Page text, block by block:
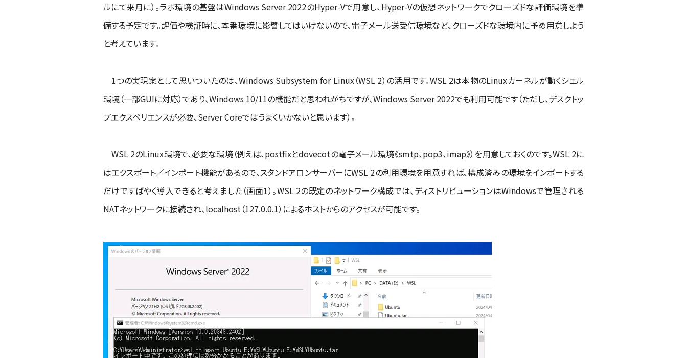
ルにて来月に）。ラボ環境の基盤はWindows Server 2022のHyper-Vで用意し、Hyper-Vの仮想ネットワークでクローズドな評価環境を準
備する予定です。評価や検証時に、本番環境に影響してはいけないので、電子メール送受信環境など、クローズドな環境内に予め用意しよう
と考えています。
1つの実現案として思いついたのは、Windows Subsystem for Linux（WSL 2）の活用です。WSL 2は本物のLinuxカーネルが動くシェル
環境（一部GUIに対応）であり、Windows 10/11の機能だと思われがちですが、Windows Server 2022でも利用可能です（ただし、デスクトッ
プエクスペリエンスが必要、Server Coreではうまくいかないと思います）。
WSL 2のLinux環境で、必要な環境（例えば、postfixとdovecotの電子メール環境《smtp、pop3、imap》）を用意しておくのです。WSL 2に
はエクスポート／インポート機能があるので、スタンドアロンサーバーにWSL 2の利用環境を用意すれば、構成済みの環境をインポートする
だけですばやく導入できると考えました（画面1）。WSL 2の既定のネットワーク構成では、ディストリビューションはWindowsで管理される
NATネットワークに接続され、localhost（127.0.0.1）によるホストからのアクセスが可能です。